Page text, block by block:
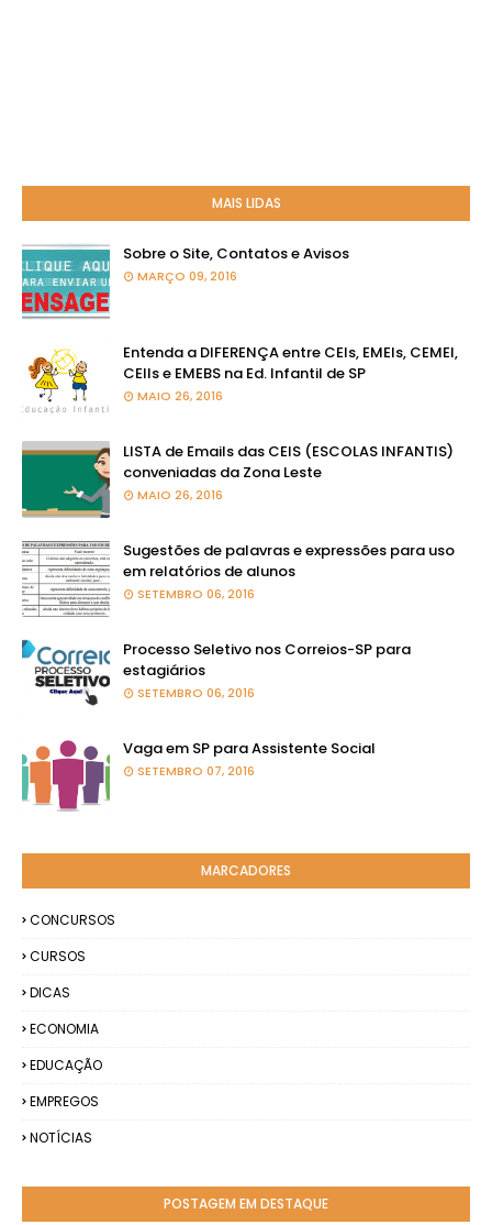
MAIS LIDAS
Sobre o Site, Contatos e Avisos
MARÇO 09, 2016
Entenda a DIFERENÇA entre CEIs, EMEIs, CEMEI,
CEIIs e EMEBS na Ed. Infantil de SP
MAIO 26, 2016
LISTA de Emails das CEIS (ESCOLAS INFANTIS)
conveniadas da Zona Leste
MAIO 26, 2016
Sugestões de palavras e expressões para uso
em relatórios de alunos
SETEMBRO 06, 2016
Processo Seletivo nos Correios-SP para
estagiários
SETEMBRO 06, 2016
Vaga em SP para Assistente Social
SETEMBRO 07, 2016
MARCADORES
CONCURSOS
CURSOS
DICAS
ECONOMIA
EDUCAÇÃO
EMPREGOS
NOTÍCIAS
POSTAGEM EM DESTAQUE